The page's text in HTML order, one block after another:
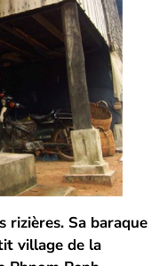
rizières. Sa baraque
village de la